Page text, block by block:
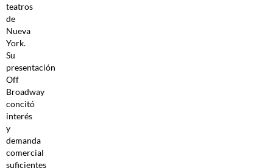
teatros
de
Nueva
York.
Su
presentación
Off
Broadway
concitó
interés
y
demanda
comercial
suficientes